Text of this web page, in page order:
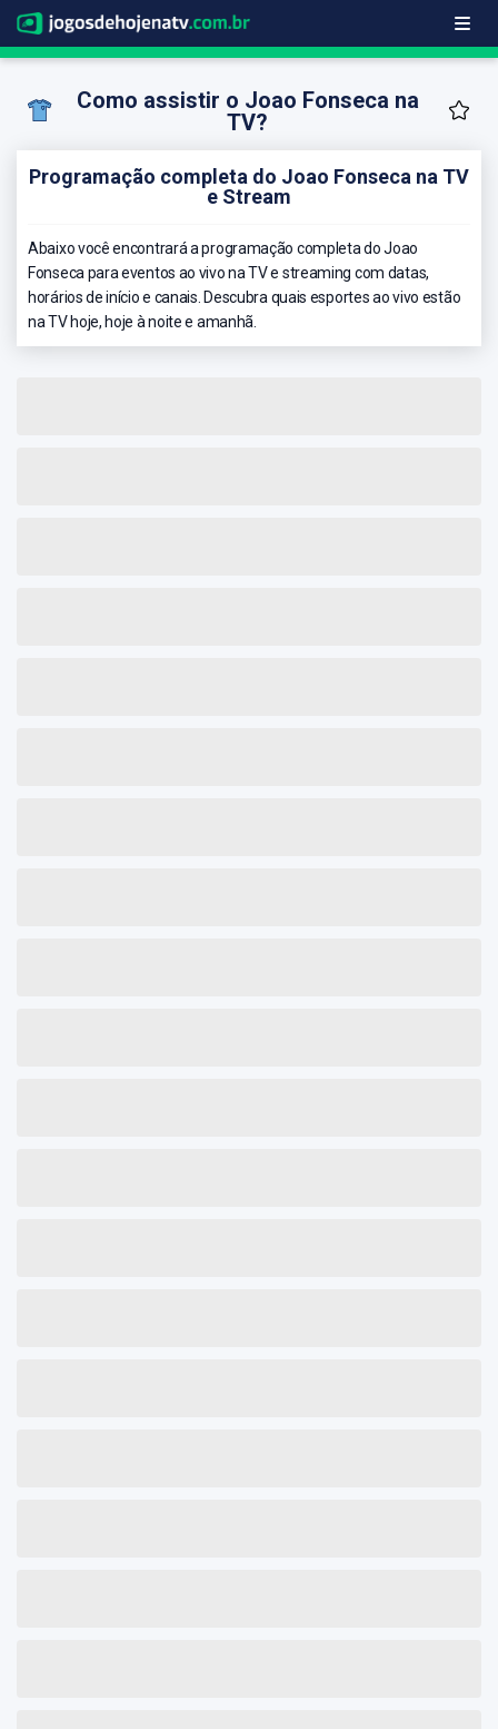
Como assistir o Joao Fonseca na
TV?
Programação completa do Joao Fonseca na TV
e Stream
Abaixo você encontrará a programação completa do Joao
Fonseca para eventos ao vivo na TV e streaming com datas,
horários de início e canais. Descubra quais esportes ao vivo estão
na TV hoje, hoje à noite e amanhã.